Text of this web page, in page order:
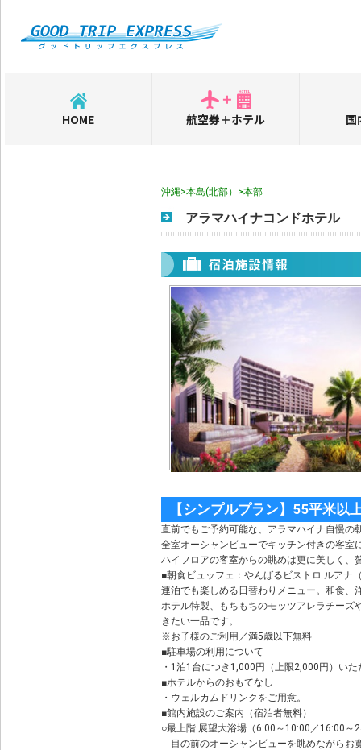
HOME 航空券＋ホテル 国
沖縄>本島(北部）>本部
アラマハイナコンドホテル
【シンプルプラン】55平米
直前でもご予約可能な、アラマハイナ自慢の
全室オーシャンビューでキッチン付きの客室
ハイフロアの客室からの眺めは更に美しく、
■朝食ビュッフェ：やんばるビストロ ルアナ
連泊でも楽しめる日替わりメニュー。和食、
ホテル特製、もちもちのモッツアレラチーズ
きたい一品です。
※お子様のご利用／満5歳以下無料
■駐車場の利用について
・1泊1台につき1,000円（上限2,000円）い
■ホテルからのおもてなし
・ウェルカムドリンクをご用意。
■館内施設のご案内（宿泊者無料）
○最上階 展望大浴場（6:00～10:00／16:00～
目の前のオーシャンビューを眺めながらお